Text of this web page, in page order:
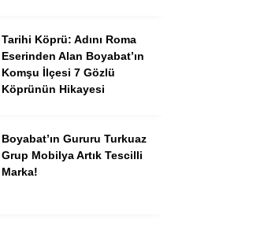
Tarihi Köprü: Adını Roma
Eserinden Alan Boyabat’ın
Komşu İlçesi 7 Gözlü
Köprünün Hikayesi
Boyabat’ın Gururu Turkuaz
Grup Mobilya Artık Tescilli
Marka!